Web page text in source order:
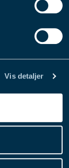
Vis detaljer